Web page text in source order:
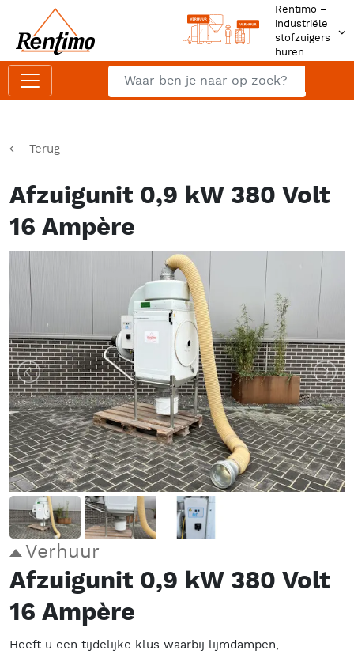
Rentimo –
industriële
stofzuigers
huren
Zoeken
Terug
Afzuigunit 0,9 kW 380 Volt
16 Ampère
Verhuur
Afzuigunit 0,9 kW 380 Volt
16 Ampère
Heeft u een tijdelijke klus waarbij lijmdampen,